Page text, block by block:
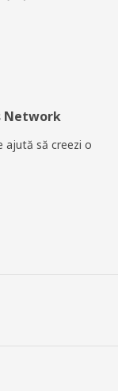
Network
ajută să creezi o